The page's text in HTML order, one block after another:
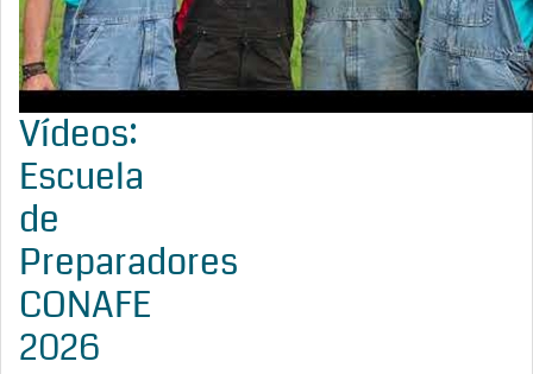
Vídeos:
Escuela
de
Preparadores
CONAFE
2026